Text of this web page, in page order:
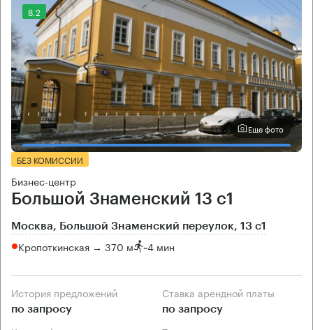
8.2
Еще фото
БЕЗ КОМИССИИ
Бизнес-центр
Большой Знаменский 13 с1
Москва, Большой Знаменский переулок, 13 с1
Кропоткинская → 370 м ~4 мин
История предложений
по запросу
Ставка арендной платы
по запросу